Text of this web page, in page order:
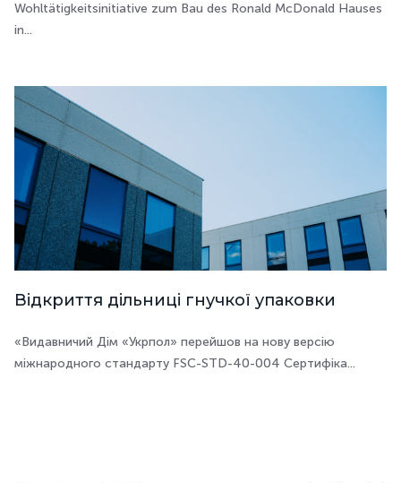
Wohltätigkeitsinitiative zum Bau des Ronald McDonald Hauses
in...
Відкриття дільниці гнучкої упаковки
«Видавничий Дім «Укрпол» перейшов на нову версію
міжнародного стандарту FSC-STD-40-004 Сертифіка...